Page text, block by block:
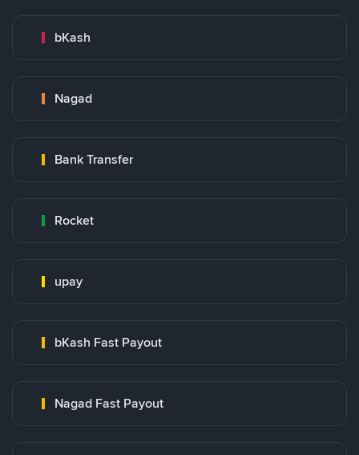
bKash
Nagad
Bank Transfer
Rocket
upay
bKash Fast Payout
Nagad Fast Payout